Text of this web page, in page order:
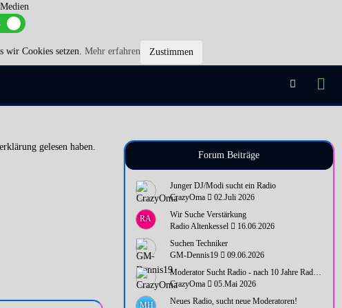
wir Cookies setzen. Mehr erfahren Zustimmen
gelesen haben.
Forum Beiträge
Junger DJ/Modi sucht ein Radio
CrazyOma
02.Juli 2026
RA
Wir Suche Verstärkung
Radio Altenkessel
16.06.2026
Suchen Techniker
GM-Dennis19
09.06.2026
Moderator Sucht Radio - nach 10 Jahre Radio Pause wieder Bock
CrazyOma
05.Mai 2026
MH
Neues Radio, sucht neue Moderatoren!